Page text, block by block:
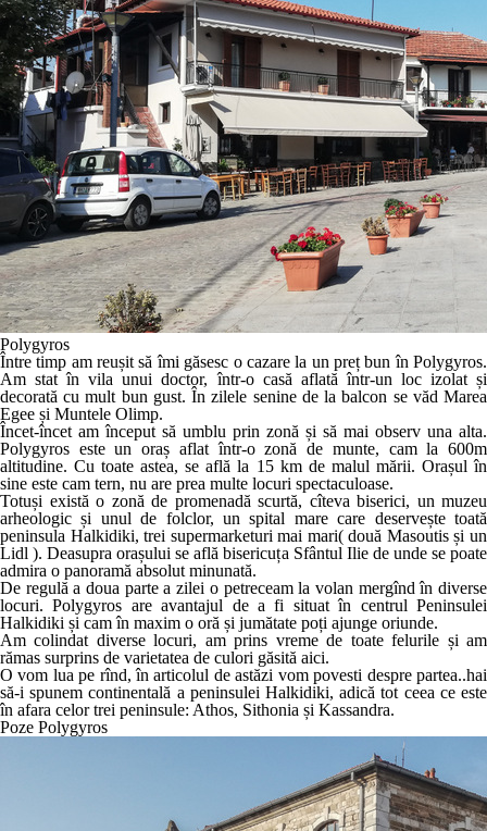
Polygyros
Între timp am reușit să îmi găsesc o cazare la un preț bun în Polygyros.
Am stat în vila unui doctor, într-o casă aflată într-un loc izolat și
decorată cu mult bun gust. În zilele senine de la balcon se văd Marea
Egee și Muntele Olimp.
Încet-încet am început să umblu prin zonă și să mai observ una alta.
Polygyros este un oraș aflat într-o zonă de munte, cam la 600m
altitudine. Cu toate astea, se află la 15 km de malul mării. Orașul în
sine este cam tern, nu are prea multe locuri spectaculoase.
Totuși există o zonă de promenadă scurtă, cîteva biserici, un muzeu
arheologic și unul de folclor, un spital mare care deservește toată
peninsula Halkidiki, trei supermarketuri mai mari( două Masoutis și un
Lidl ). Deasupra orașului se află bisericuța Sfântul Ilie de unde se poate
admira o panoramă absolut minunată.
De regulă a doua parte a zilei o petreceam la volan mergînd în diverse
locuri. Polygyros are avantajul de a fi situat în centrul Peninsulei
Halkidiki și cam în maxim o oră și jumătate poți ajunge oriunde.
Am colindat diverse locuri, am prins vreme de toate felurile și am
rămas surprins de varietatea de culori găsită aici.
O vom lua pe rînd, în articolul de astăzi vom povesti despre partea..hai
să-i spunem continentală a peninsulei Halkidiki, adică tot ceea ce este
în afara celor trei peninsule: Athos, Sithonia și Kassandra.
Poze Polygyros